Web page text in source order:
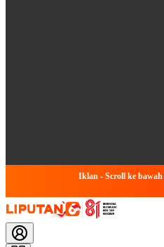
Iklan - Scroll ke